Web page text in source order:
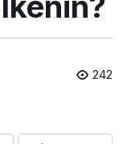
242